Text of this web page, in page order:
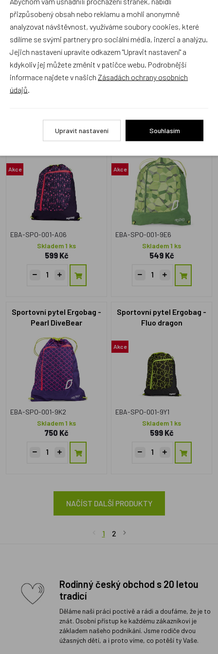
EBA-SPO-00632-90195-10
Skladem 1 ks
625 Kč
EBA-SPO-003-9Y0
Skladem 1 ks
625 Kč
Sportovní pytel Ergobag -
Akce
EBA-SPO-001-A06
Skladem 1 ks
599 Kč
Sportovní pytel Ergobag -
Akce
EBA-SPO-001-9E6
Skladem 1 ks
549 Kč
Sportovní pytel Ergobag -
Pearl DiveBear
EBA-SPO-001-9K2
Skladem 1 ks
750 Kč
Sportovní pytel Ergobag -
Fluo dragon
Akce
EBA-SPO-001-9Y1
Skladem 1 ks
599 Kč
NAČÍST DALŠÍ PRODUKTY
1 2
Rodinný český obchod s 20 letou
tradicí
Děláme naši práci poctivě a rádi a doufáme, že je to
znát. Osobní přístup ke každému zákazníkovi je
základem našeho podnikání. Jsme rodiče dvou
úžasných dětí, a i proto víme, co potěší ty Vaše.
přizpůsobený obsah nebo reklamu a mohli anonymně
analyzovat návštěvnost, využíváme soubory cookies, které
sdílíme se svými partnery pro sociální média, inzerci a analýzu.
Jejich nastavení upravíte odkazem "Upravit nastavení" a
kdykoliv jej můžete změnit v patičce webu. Podrobnější
informace najdete v našich Zásadách ochrany osobních
údajů
Upravit nastavení Souhlasím